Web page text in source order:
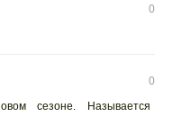
0
0
сезоне. Называется